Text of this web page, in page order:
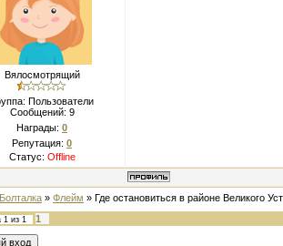
Вялосмотрящий
Пользователи
Сообщений: 9
Награды: 0
Репутация: 0
Статус: Offline
Болталка » Флейм » Где остановиться в районе Великого
1 из 1 1